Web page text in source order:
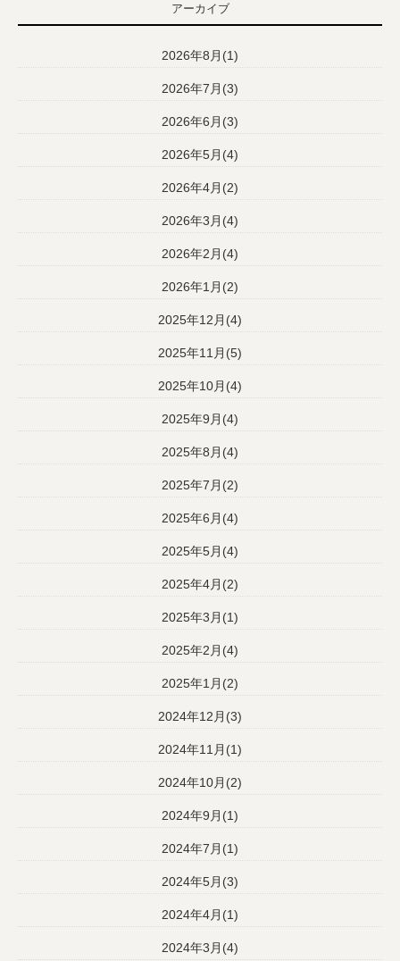
アーカイブ
2026年8月(1)
2026年7月(3)
2026年6月(3)
2026年5月(4)
2026年4月(2)
2026年3月(4)
2026年2月(4)
2026年1月(2)
2025年12月(4)
2025年11月(5)
2025年10月(4)
2025年9月(4)
2025年8月(4)
2025年7月(2)
2025年6月(4)
2025年5月(4)
2025年4月(2)
2025年3月(1)
2025年2月(4)
2025年1月(2)
2024年12月(3)
2024年11月(1)
2024年10月(2)
2024年9月(1)
2024年7月(1)
2024年5月(3)
2024年4月(1)
2024年3月(4)